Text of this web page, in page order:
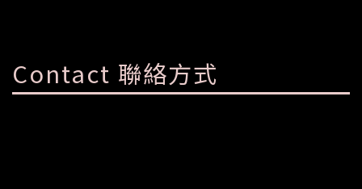
Contact 聯絡方式